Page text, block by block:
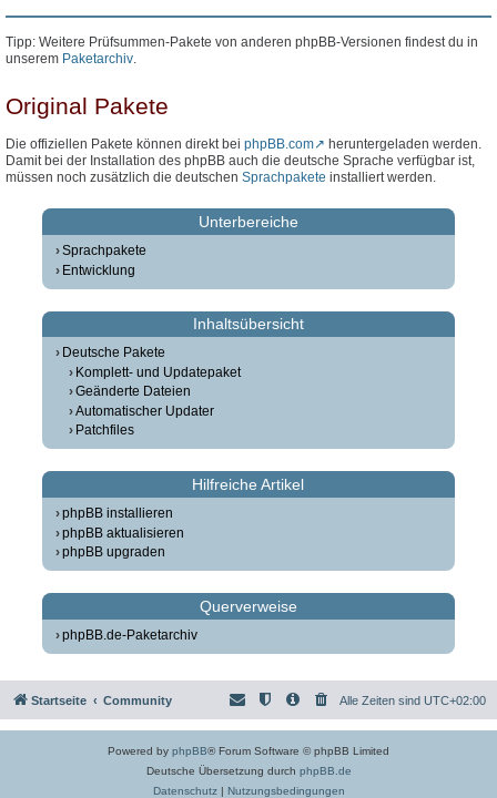
Tipp: Weitere Prüfsummen-Pakete von anderen phpBB-Versionen findest du in
unserem Paketarchiv.
Original Pakete
Die offiziellen Pakete können direkt bei phpBB.com
heruntergeladen werden.
Damit bei der Installation des phpBB auch die deutsche Sprache verfügbar ist,
müssen noch zusätzlich die deutschen Sprachpakete installiert werden.
Unterbereiche
Sprachpakete
Entwicklung
Inhaltsübersicht
Deutsche Pakete
Komplett- und Updatepaket
Geänderte Dateien
Automatischer Updater
Patchfiles
Hilfreiche Artikel
phpBB installieren
phpBB aktualisieren
phpBB upgraden
Querverweise
phpBB.de-Paketarchiv
Startseite Community Alle Zeiten sind UTC+02:00
Powered by phpBB® Forum Software © phpBB Limited
Deutsche Übersetzung durch phpBB.de
Datenschutz| Nutzungsbedingungen